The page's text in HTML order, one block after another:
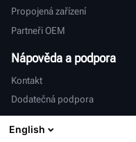
Propojená zařízení
Partneři OEM
Nápověda a podpora
Kontakt
Dodatečná podpora
Mezinárodní
English